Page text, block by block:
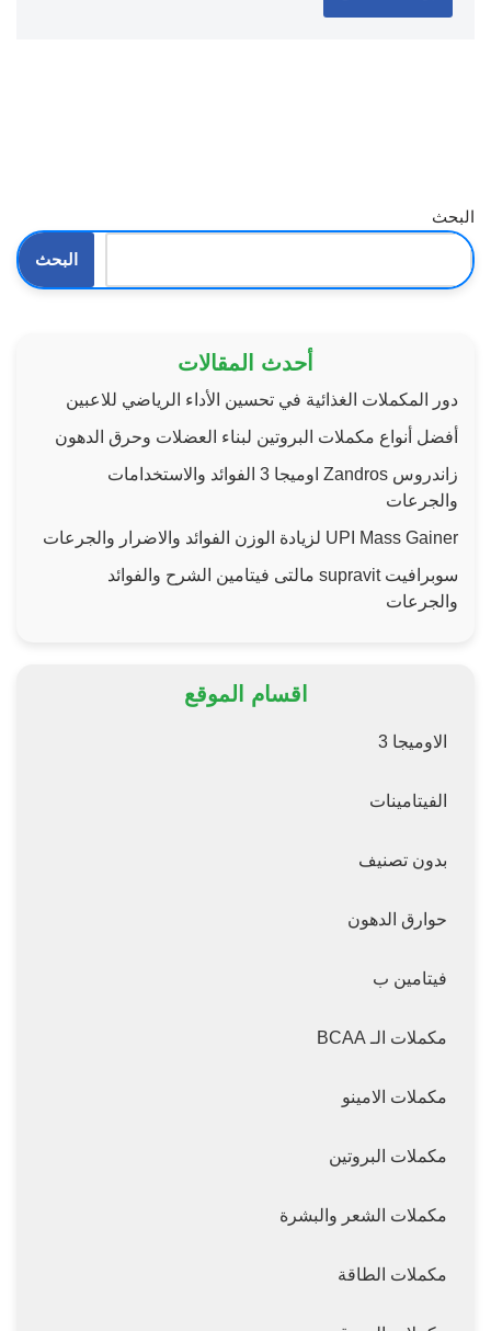
البحث
البحث
أحدث المقالات
دور المكملات الغذائية في تحسين الأداء الرياضي للاعبين
أفضل أنواع مكملات البروتين لبناء العضلات وحرق الدهون
زاندروس Zandros اوميجا 3 الفوائد والاستخدامات
والجرعات
UPI Mass Gainer لزيادة الوزن الفوائد والاضرار والجرعات
سوبرافيت supravit مالتى فيتامين الشرح والفوائد
والجرعات
اقسام الموقع
الاوميجا 3
الفيتامينات
بدون تصنيف
حوارق الدهون
فيتامين ب
مكملات الـ BCAA
مكملات الامينو
مكملات البروتين
مكملات الشعر والبشرة
مكملات الطاقة